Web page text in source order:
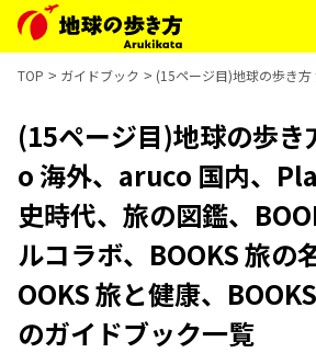
TOP ガイドブック (15ページ目)地球の歩き
(15ページ目)地球の歩
o 海外、aruco 国内、
史時代、旅の図鑑、
ルコラボ、BOOKS 旅の
OOKS 旅と健康、
のガイドブック一覧